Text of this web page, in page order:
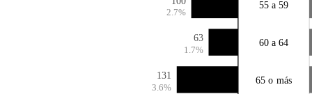
2.7%
55 a 59
63
1.7%
60 a 64
131
3.6%
65 o más